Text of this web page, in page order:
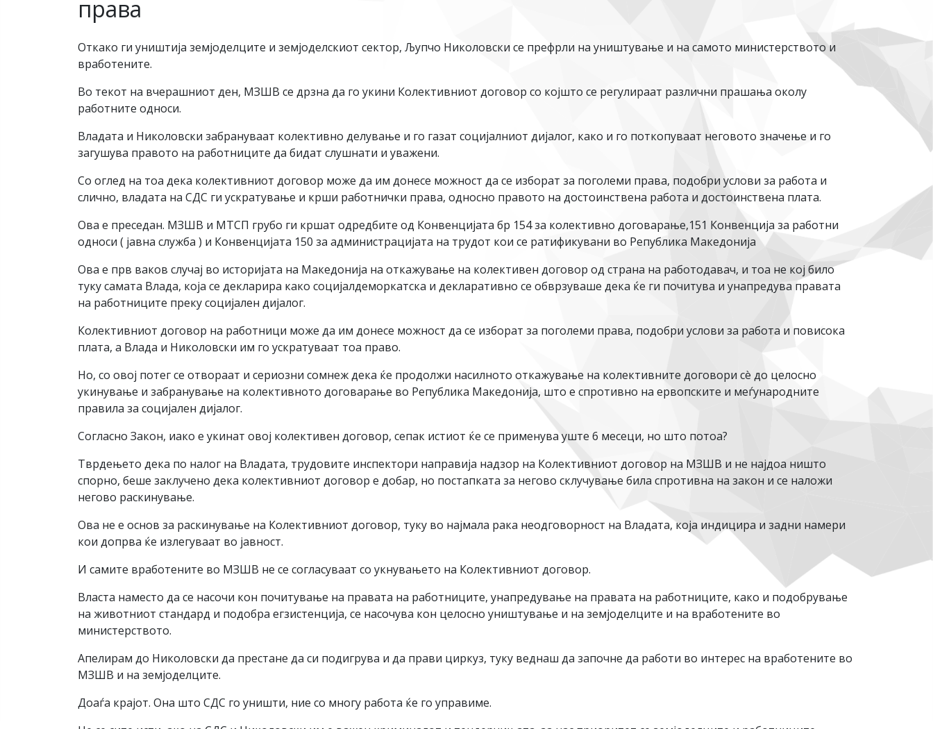
права
Откако ги уништија земјоделците и земјоделскиот сектор, Љупчо Николовски се префрли на уништување и на самото министерството и
вработените.
Во текот на вчерашниот ден, МЗШВ се дрзна да го укини Колективниот договор со којшто се регулираат различни прашања околу
работните односи.
Владата и Николовски забрануваат колективно делување и го газат социјалниот дијалог, како и го поткопуваат неговото значење и го
загушува правото на работниците да бидат слушнати и уважени.
Со оглед на тоа дека колективниот договор може да им донесе можност да се изборат за поголеми права, подобри услови за работа и
слично, владата на СДС ги ускратување и крши работнички права, односно правото на достоинствена работа и достоинствена плата.
Ова е преседан. МЗШВ и МТСП грубо ги кршат одредбите од Конвенцијата бр 154 за колективно договарање,151 Конвенција за работни
односи ( јавна служба ) и Конвенцијата 150 за администрацијата на трудот кои се ратификувани во Република Македонија
Ова е прв ваков случај во историјата на Македонија на откажување на колективен договор од страна на работодавач, и тоа не кој било
туку самата Влада, која се декларира како социјалдеморкатска и декларативно се обврзуваше дека ќе ги почитува и унапредува правата
на работниците преку социјален дијалог.
Колективниот договор на работници може да им донесе можност да се изборат за поголеми права, подобри услови за работа и повисока
плата, а Влада и Николовски им го ускратуваат тоа право.
Но, со овој потег се отвораат и сериозни сомнеж дека ќе продолжи насилното откажување на колективните договори сè до целосно
укинување и забранување на колективното договарање во Република Македонија, што е спротивно на ервопските и меѓународните
правила за социјален дијалог.
Согласно Закон, иако е укинат овој колективен договор, сепак истиот ќе се применува уште 6 месеци, но што потоа?
Тврдењето дека по налог на Владата, трудовите инспектори направија надзор на Колективниот договор на МЗШВ и не најдоа ништо
спорно, беше заклучено дека колективниот договор е добар, но постапката за негово склучување била спротивна на закон и се наложи
негово раскинување.
Ова не е основ за раскинување на Колективниот договор, туку во најмала рака неодговорност на Владата, која индицира и задни намери
кои допрва ќе излегуваат во јавност.
И самите вработените во МЗШВ не се согласуваат со укнувањето на Колективниот договор.
Власта наместо да се насочи кон почитување на правата на работниците, унапредување на правата на работниците, како и подобрување
на животниот стандард и подобра егзистенција, се насочува кон целосно уништување и на земјоделците и на вработените во
министерството.
Апелирам до Николовски да престане да си подигрува и да прави циркуз, туку веднаш да започне да работи во интерес на вработените во
МЗШВ и на земјоделците.
Доаѓа крајот. Она што СДС го уништи, ние со многу работа ќе го управиме.